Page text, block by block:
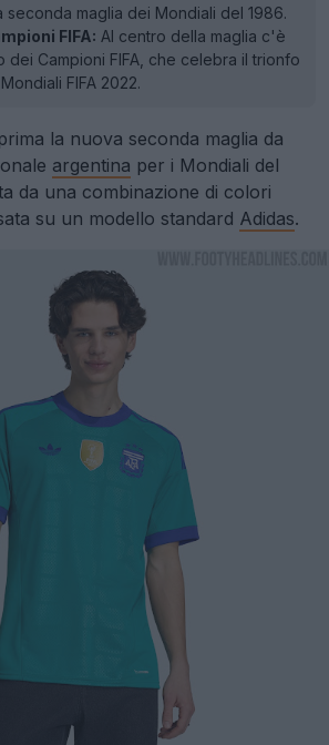
seconda maglia dei Mondiali del 1986.
FIFA: Al centro della maglia c'è
dei Campioni FIFA, che celebra il trionfo
FIFA 2022.
la nuova seconda maglia da
argentina per i Mondiali del
da una combinazione di colori
su un modello standard Adidas.